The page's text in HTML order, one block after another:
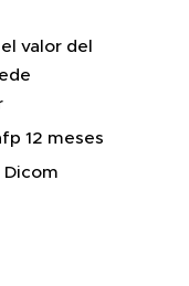
valor del
12 meses